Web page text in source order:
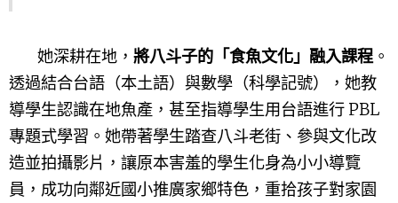
她深耕在地， 將八斗子的「食魚文化」融入課程。
透過結合台語（本土語）與數學（科學記號），她教
導學生認識在地魚產，甚至指導學生用台語進行 PBL
專題式學習。她帶著學生踏查八斗老街、參與文化改
造並拍攝影片，讓原本害羞的學生化身為小小導覽
員，成功向鄰近國小推廣家鄉特色，重拾孩子對家園